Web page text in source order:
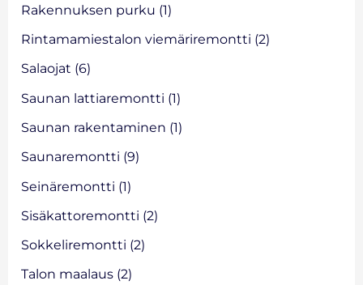
Rakennuksen purku (1)
Rintamamiestalon viemäriremontti (2)
Salaojat (6)
Saunan lattiaremontti (1)
Saunan rakentaminen (1)
Saunaremontti (9)
Seinäremontti (1)
Sisäkattoremontti (2)
Sokkeliremontti (2)
Talon maalaus (2)